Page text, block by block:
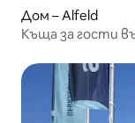
Дом – Alfeld
Къща за гости